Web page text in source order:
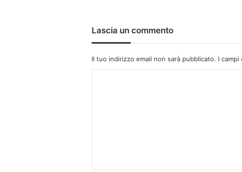
Lascia un commento
Il tuo indirizzo email non sarà pubblicato. I